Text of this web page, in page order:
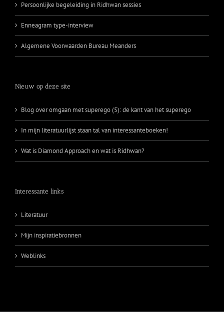
Persoonlijke begeleiding in Ridhwan sessies
Enneagram type-interview
Algemene Voorwaarden Bureau Meanders
Nieuw op deze site
Blog over omgaan met superego (5): de kant van het superego
In mijn literatuurlijst staan tal van interessanteboeken!
Wat is Diamond Approach en wat is Ridhwan?
Interessante links
Literatuur
Mijn inspiratiebronnen
Weblinks